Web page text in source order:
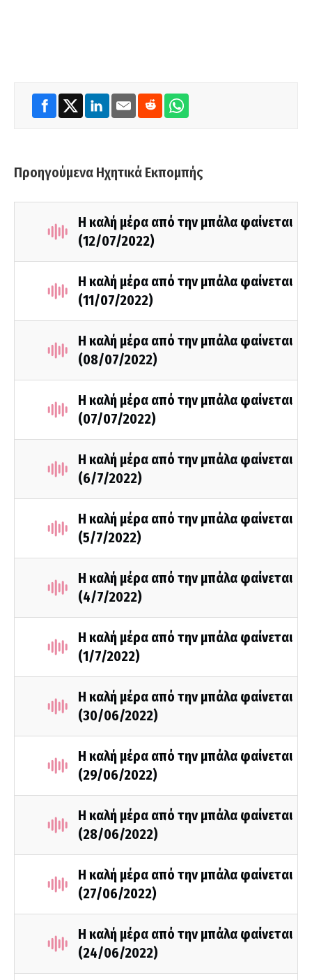
Προηγούμενα Ηχητικά Εκπομπής
Η καλή μέρα από την μπάλα φαίνεται
(12/07/2022)
Η καλή μέρα από την μπάλα φαίνεται
(11/07/2022)
Η καλή μέρα από την μπάλα φαίνεται
(08/07/2022)
Η καλή μέρα από την μπάλα φαίνεται
(07/07/2022)
Η καλή μέρα από την μπάλα φαίνεται
(6/7/2022)
Η καλή μέρα από την μπάλα φαίνεται
(5/7/2022)
Η καλή μέρα από την μπάλα φαίνεται
(4/7/2022)
Η καλή μέρα από την μπάλα φαίνεται
(1/7/2022)
Η καλή μέρα από την μπάλα φαίνεται
(30/06/2022)
Η καλή μέρα από την μπάλα φαίνεται
(29/06/2022)
Η καλή μέρα από την μπάλα φαίνεται
(28/06/2022)
Η καλή μέρα από την μπάλα φαίνεται
(27/06/2022)
Η καλή μέρα από την μπάλα φαίνεται
(24/06/2022)